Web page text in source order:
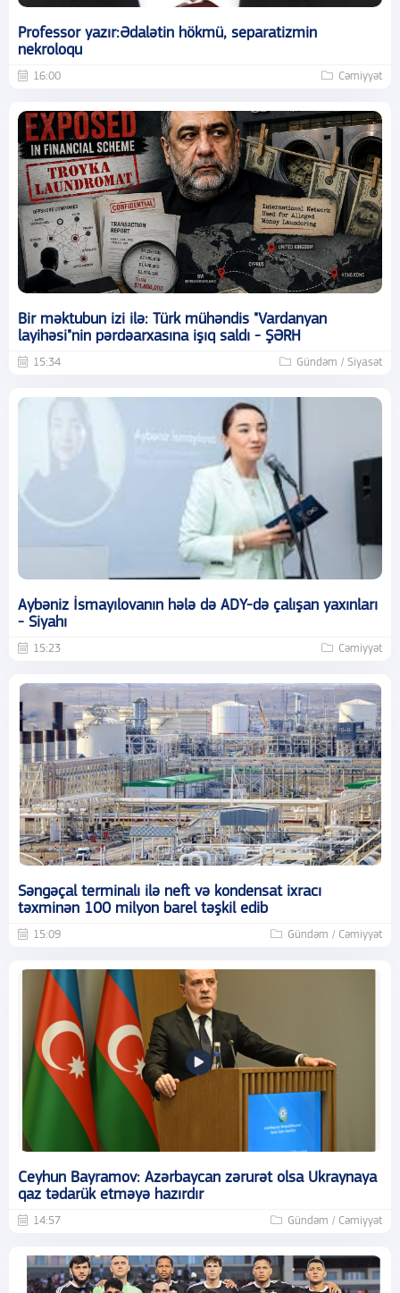
Professor yazır:Ədalətin hökmü, separatizmin
nekroloqu
16:00 Cəmiyyət
Bir məktubun izi ilə: Türk mühəndis "Vardanyan
layihəsi"nin pərdəarxasına işıq saldı - ŞƏRH
15:34 Gündəm / Siyasət
Aybəniz İsmayılovanın hələ də ADY-də çalışan yaxınları
- Siyahı
15:23 Cəmiyyət
Səngəçal terminalı ilə neft və kondensat ixracı
təxminən 100 milyon barel təşkil edib
15:09 Gündəm / Cəmiyyət
Ceyhun Bayramov: Azərbaycan zərurət olsa Ukraynaya
qaz tədarük etməyə hazırdır
14:57 Gündəm / Cəmiyyət